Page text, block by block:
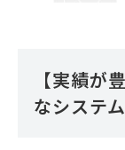
【実績が
なシステ